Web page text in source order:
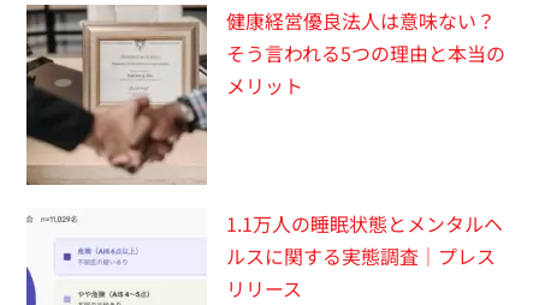
健康経営優良法人は意味ない？
そう言われる5つの理由と本当の
メリット
1.1万人の睡眠状態とメンタルヘ
ルスに関する実態調査｜プレス
リリース